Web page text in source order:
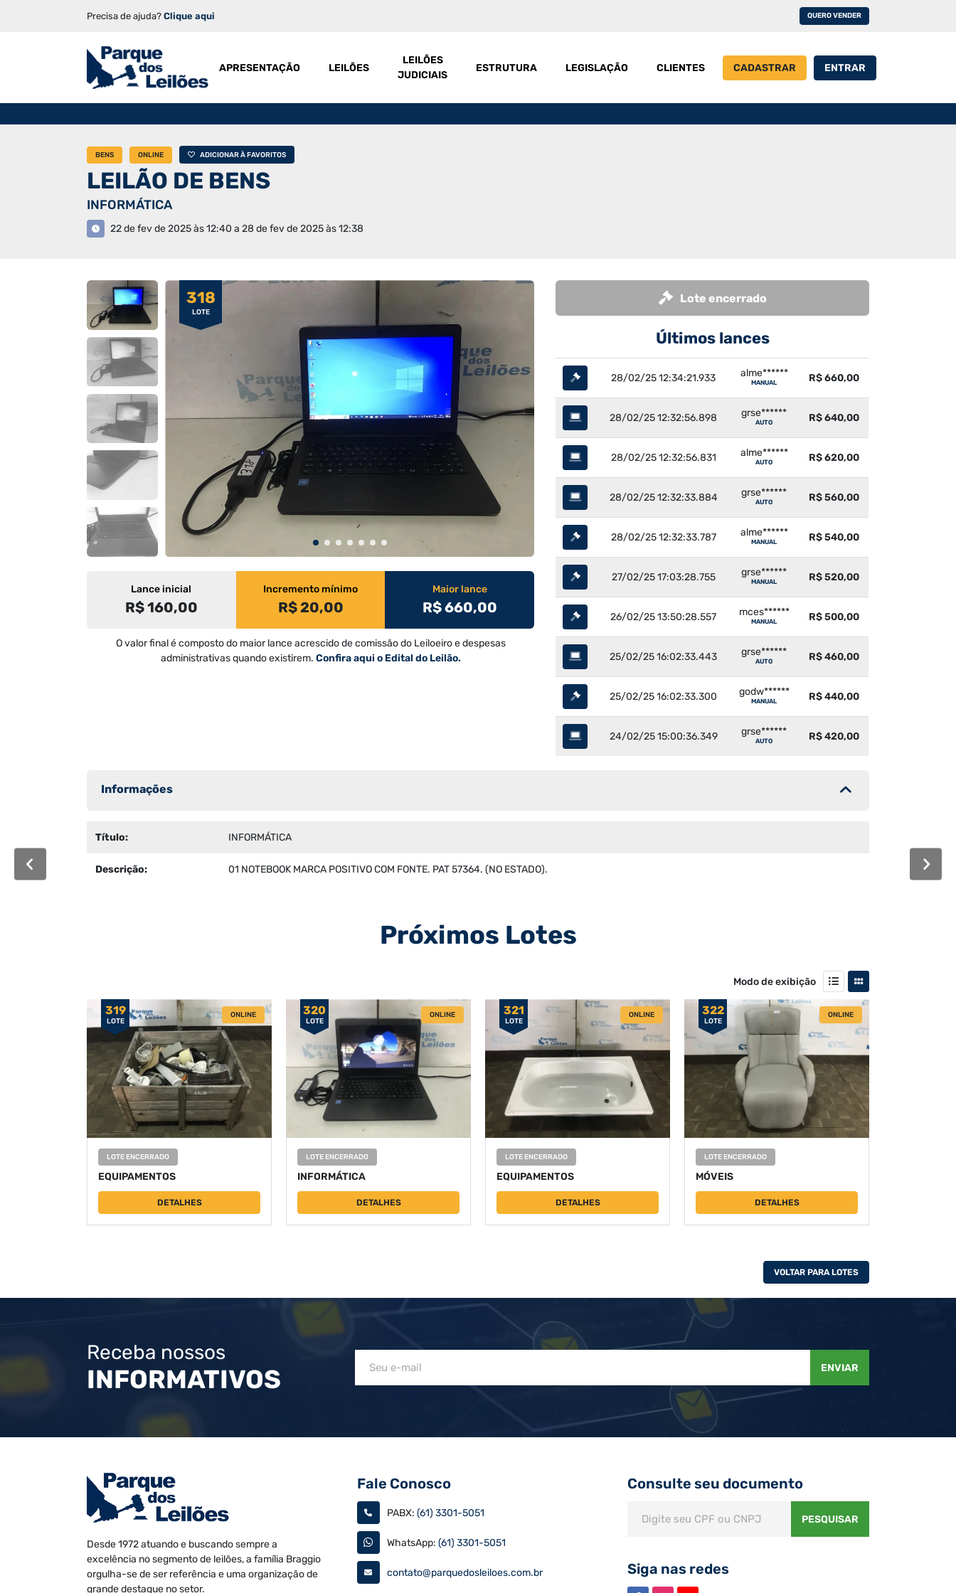
Precisa de ajuda? Clique aqui QUERO VENDER
APRESENTAÇÃO LEILÕES
LEILÕES
JUDICIAIS
ESTRUTURA LEGISLAÇÃO CLIENTES CADASTRAR ENTRAR
BENS ONLINE ADICIONAR À FAVORITOS
LEILÃO DE BENS
INFORMÁTICA
22 de fev de 2025 às 12:40 a 28 de fev de 2025 às 12:38
318
LOTE
Lance inicial
R$ 160,00
Incremento mínimo
R$ 20,00
Maior lance
R$ 660,00
O valor final é composto do maior lance acrescido de comissão do Leiloeiro e despesas
administrativas quando existirem. Confira aqui o Edital do Leilão.
Lote encerrado
Últimos lances
28/02/25 12:34:21.933 alme******
MANUAL R$ 660,00
28/02/25 12:32:56.898 grse******
AUTO R$ 640,00
28/02/25 12:32:56.831 alme******
AUTO R$ 620,00
28/02/25 12:32:33.884 grse******
AUTO R$ 560,00
28/02/25 12:32:33.787 alme******
MANUAL R$ 540,00
27/02/25 17:03:28.755 grse******
MANUAL R$ 520,00
26/02/25 13:50:28.557 mces******
MANUAL R$ 500,00
25/02/25 16:02:33.443 grse******
AUTO R$ 460,00
25/02/25 16:02:33.300 godw******
MANUAL R$ 440,00
24/02/25 15:00:36.349 grse******
AUTO R$ 420,00
Informações
Título: INFORMÁTICA
Descrição: 01 NOTEBOOK MARCA POSITIVO COM FONTE. PAT 57364. (NO ESTADO).
Próximos Lotes
Modo de exibição
319
LOTE
ONLINE
LOTE ENCERRADO
EQUIPAMENTOS
DETALHES
320
LOTE
ONLINE
LOTE ENCERRADO
INFORMÁTICA
DETALHES
321
LOTE
ONLINE
LOTE ENCERRADO
EQUIPAMENTOS
DETALHES
322
LOTE
ONLINE
LOTE ENCERRADO
MÓVEIS
DETALHES
VOLTAR PARA LOTES
Receba nossos
INFORMATIVOS ENVIAR
Desde 1972 atuando e buscando sempre a
excelência no segmento de leilões, a família Braggio
orgulha-se de ser referência e uma organização de
grande destaque no setor.
Fale Conosco
PABX: (61) 3301-5051
WhatsApp: (61) 3301-5051
contato@parquedosleiloes.com.br
Consulte seu documento
PESQUISAR
Siga nas redes